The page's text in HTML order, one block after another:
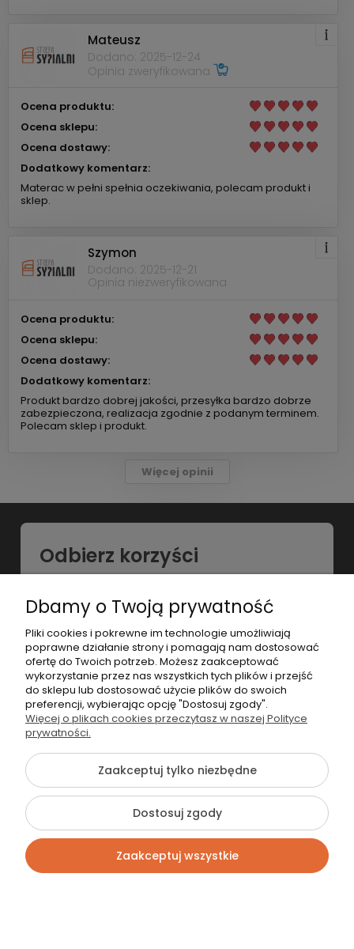
Mateusz
Dodano: 2025-12-24
Opinia zweryfikowana
Ocena produktu:
Ocena sklepu:
Ocena dostawy:
Dodatkowy komentarz:
Materac w pełni spełnia oczekiwania, polecam produkt i
sklep.
Szymon
Dodano: 2025-12-21
Opinia niezweryfikowana
Ocena produktu:
Ocena sklepu:
Ocena dostawy:
Dodatkowy komentarz:
Produkt bardzo dobrej jakości, przesyłka bardzo dobrze
zabezpieczona, realizacja zgodnie z podanym terminem.
Polecam sklep i produkt.
Więcej opinii
Odbierz korzyści
Zarejestruj się i zbieraj punkty
Masz już konto? Zaloguj się
Śledź nas na:
Facebook
Instagram
Salon stacjonarny
Dbamy o Twoją prywatność
Pliki cookies i pokrewne im technologie umożliwiają
poprawne działanie strony i pomagają nam dostosować
ofertę do Twoich potrzeb. Możesz zaakceptować
wykorzystanie przez nas wszystkich tych plików i przejść
do sklepu lub dostosować użycie plików do swoich
preferencji, wybierając opcję "Dostosuj zgody".
Więcej o plikach cookies przeczytasz w naszej Polityce
prywatności.
Zaakceptuj tylko niezbędne
Dostosuj zgody
Zaakceptuj wszystkie